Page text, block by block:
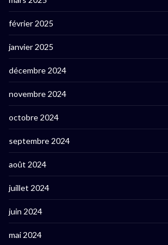
février 2025
janvier 2025
décembre 2024
novembre 2024
octobre 2024
septembre 2024
août 2024
juillet 2024
juin 2024
mai 2024